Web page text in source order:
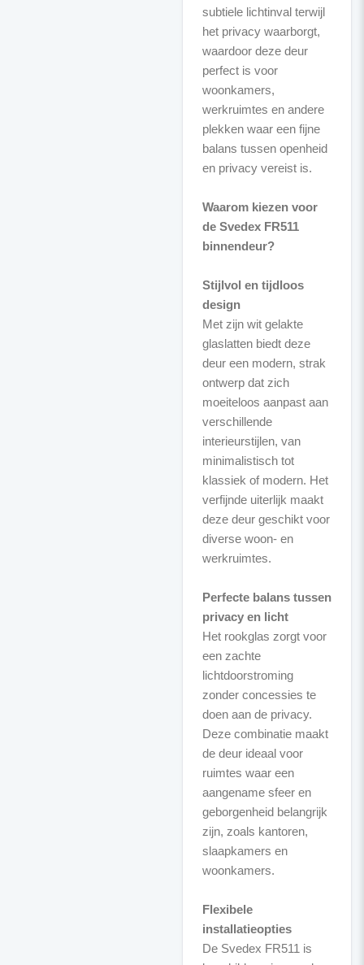
subtiele lichtinval terwijl
het privacy waarborgt,
waardoor deze deur
perfect is voor
woonkamers,
werkruimtes en andere
plekken waar een fijne
balans tussen openheid
en privacy vereist is.
Waarom kiezen voor
de Svedex FR511
binnendeur?
Stijlvol en tijdloos
design
Met zijn wit gelakte
glaslatten biedt deze
deur een modern, strak
ontwerp dat zich
moeiteloos aanpast aan
verschillende
interieurstijlen, van
minimalistisch tot
klassiek of modern. Het
verfijnde uiterlijk maakt
deze deur geschikt voor
diverse woon- en
werkruimtes.
Perfecte balans tussen
privacy en licht
Het rookglas zorgt voor
een zachte
lichtdoorstroming
zonder concessies te
doen aan de privacy.
Deze combinatie maakt
de deur ideaal voor
ruimtes waar een
aangename sfeer en
geborgenheid belangrijk
zijn, zoals kantoren,
slaapkamers en
woonkamers.
Flexibele
installatieopties
De Svedex FR511 is